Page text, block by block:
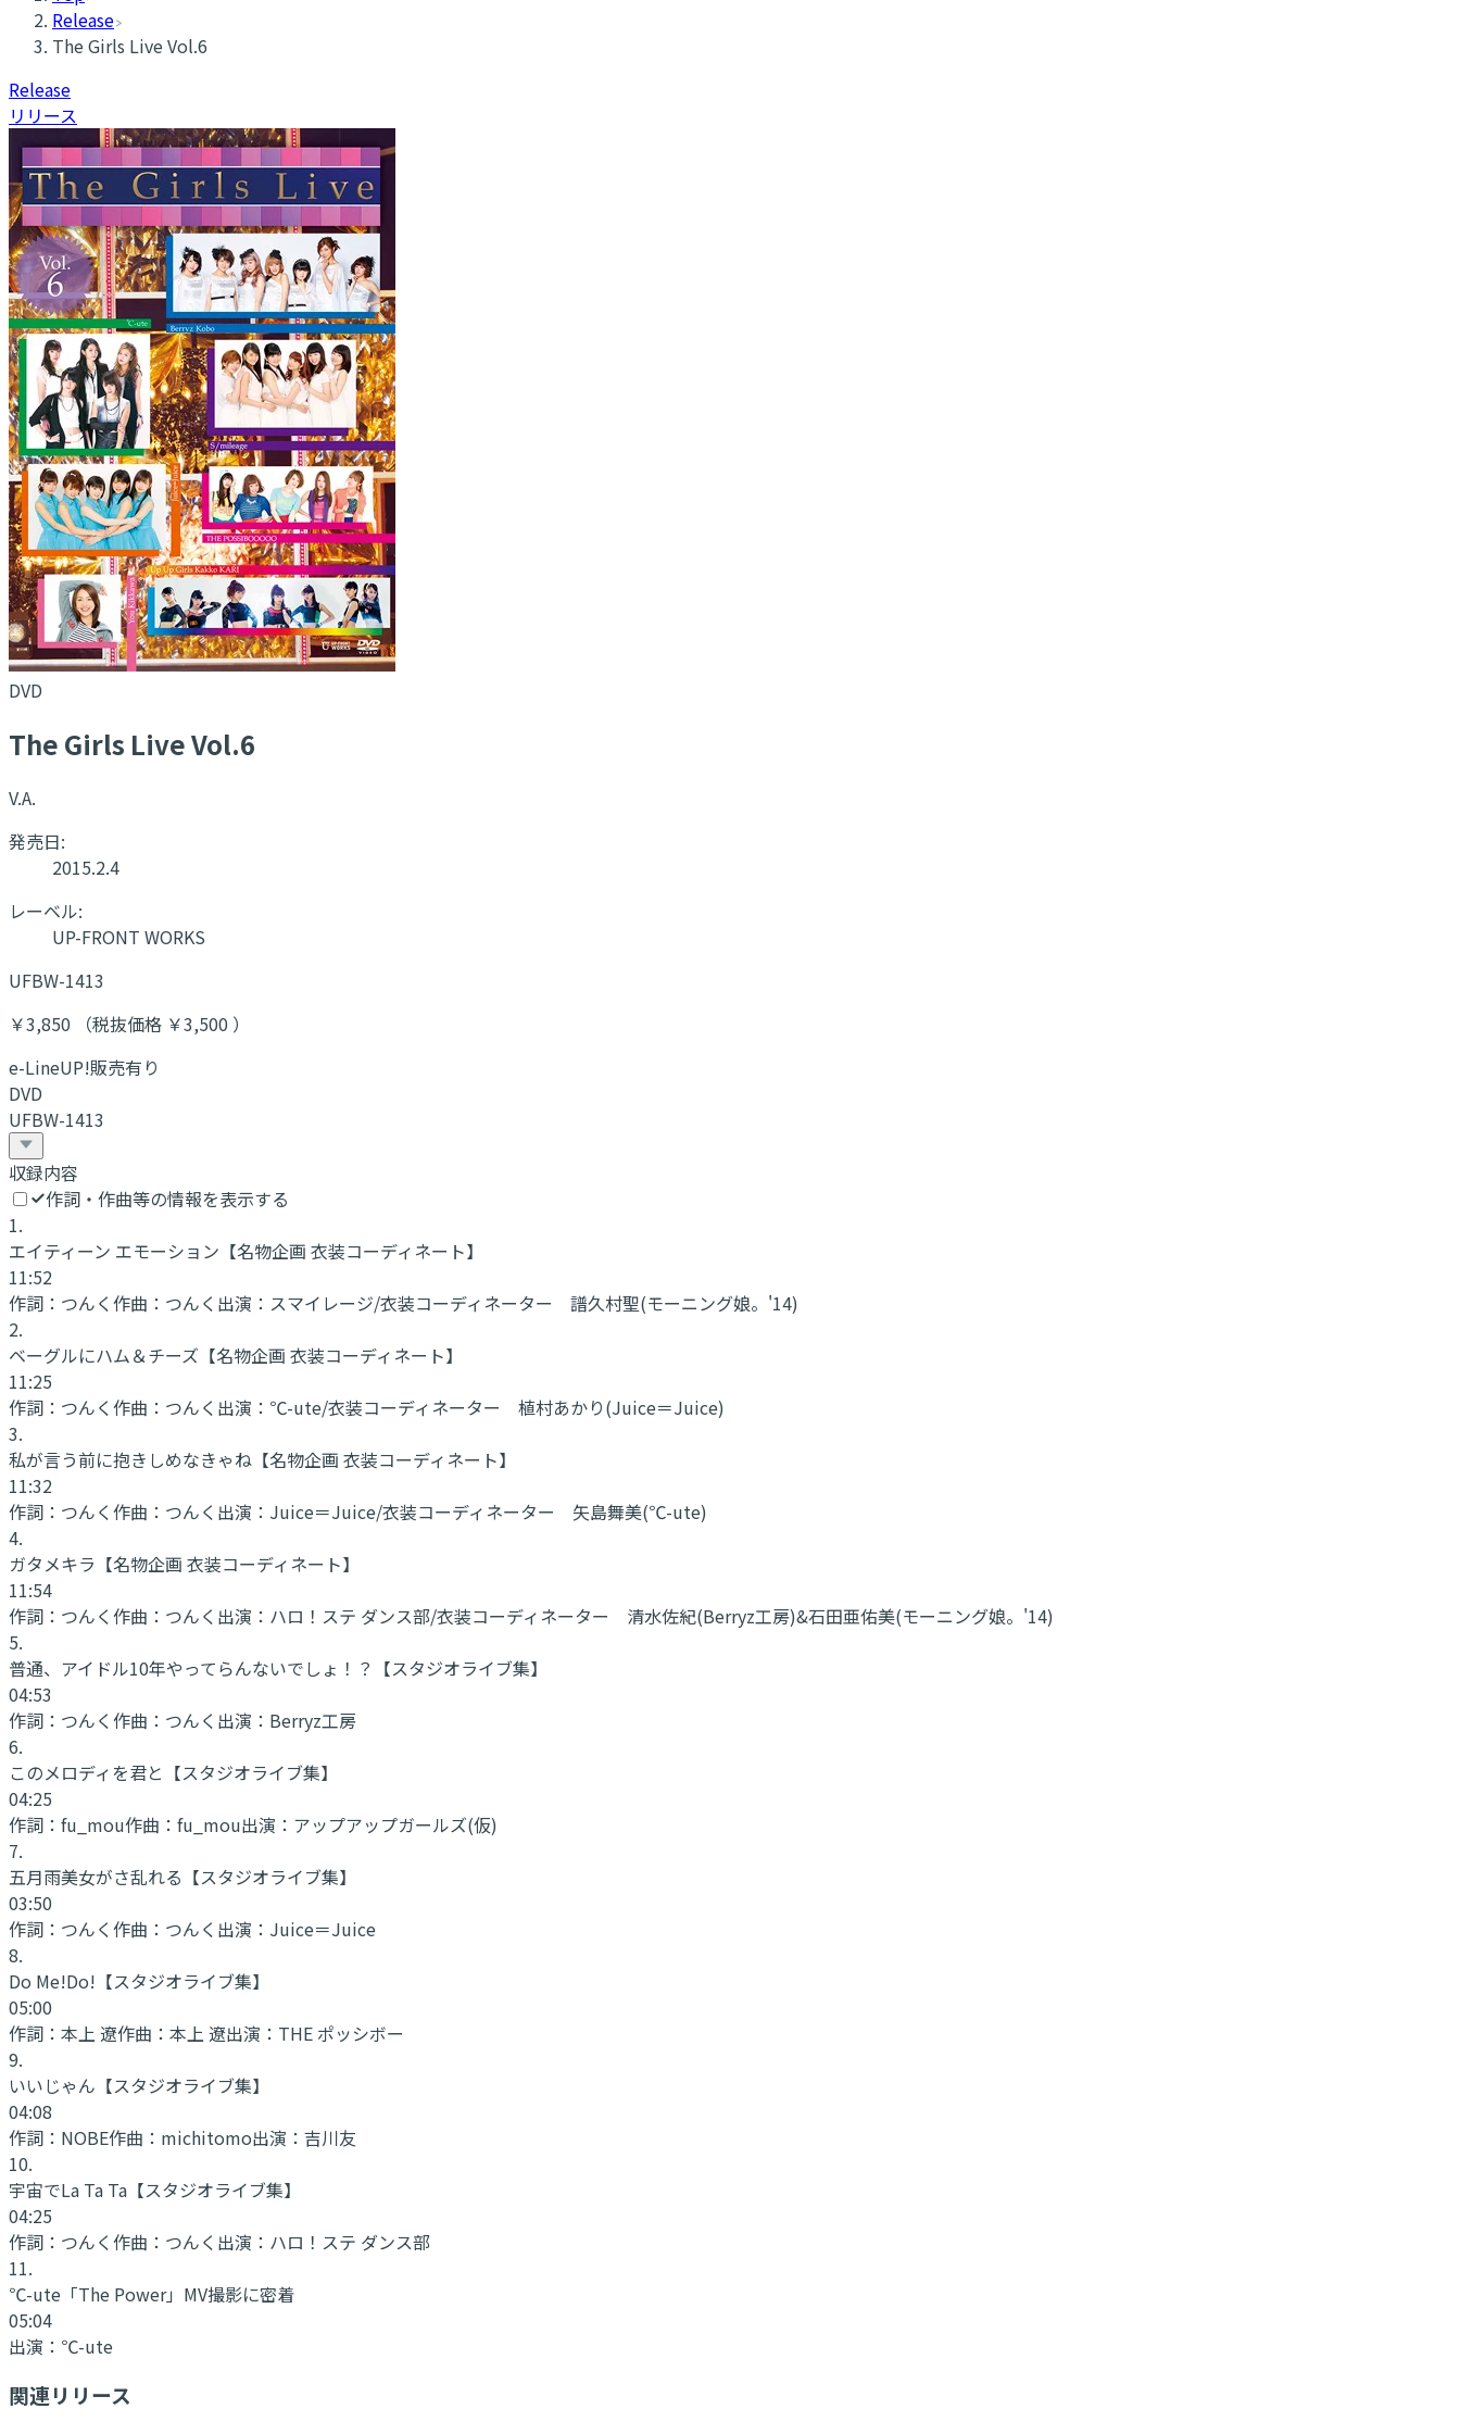
Release
The Girls Live Vol.6
Release
リリース
DVD
The Girls Live Vol.6
V.A.
発売日:
2015.2.4
レーベル:
UP-FRONT WORKS
UFBW-1413
￥3,850 （税抜価格 ￥3,500 ）
e-LineUP!販売有り
DVD
UFBW-1413
収録内容
作詞・作曲等の情報を表示する
1.
エイティーン エモーション 【名物企画 衣装コーディネート】
11:52
作詞： つんく作曲： つんく 出演： スマイレージ/衣装コーディネーター 譜久村聖(モーニング娘。'14)
2.
ベーグルにハム＆チーズ 【名物企画 衣装コーディネート】
11:25
作詞： つんく作曲： つんく 出演： ℃-ute/衣装コーディネーター 植村あかり(Juice＝Juice)
3.
私が言う前に抱きしめなきゃね 【名物企画 衣装コーディネート】
11:32
作詞： つんく作曲： つんく 出演： Juice＝Juice/衣装コーディネーター 矢島舞美(℃-ute)
4.
ガタメキラ 【名物企画 衣装コーディネート】
11:54
作詞： つんく作曲： つんく 出演： ハロ！ステ ダンス部/衣装コーディネーター 清水佐紀(Berryz工房)&石田亜佑美(モーニング娘。'14)
5.
普通、アイドル10年やってらんないでしょ！？ 【スタジオライブ集】
04:53
作詞： つんく作曲： つんく 出演： Berryz工房
6.
このメロディを君と 【スタジオライブ集】
04:25
作詞： fu_mou作曲： fu_mou出演： アップアップガールズ(仮)
7.
五月雨美女がさ乱れる 【スタジオライブ集】
03:50
作詞： つんく作曲： つんく 出演： Juice＝Juice
8.
Do Me!Do! 【スタジオライブ集】
05:00
作詞： 本上 遼作曲： 本上 遼出演： THE ポッシボー
9.
いいじゃん 【スタジオライブ集】
04:08
作詞： NOBE作曲： michitomo出演： 吉川友
10.
宇宙でLa Ta Ta 【スタジオライブ集】
04:25
作詞： つんく作曲： つんく 出演： ハロ！ステ ダンス部
11.
℃-ute「The Power」MV撮影に密着
05:04
出演： ℃-ute
関連リリース